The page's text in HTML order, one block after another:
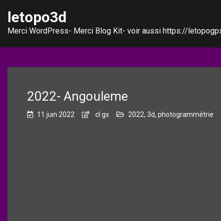
letopo3d
Merci WordPress- Merci Blog Kit- voir aussi https://
2022- Angouleme
11 juin 2022 cl gx 2022, 3d, photogrammétrie